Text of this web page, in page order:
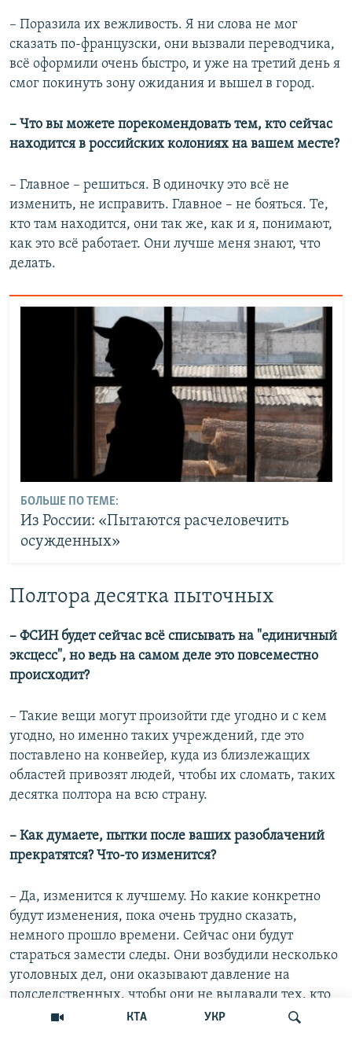
КТА УКР
– Поразила их вежливость. Я ни слова не мог
сказать по-французски, они вызвали переводчика,
всё оформили очень быстро, и уже на третий день я
смог покинуть зону ожидания и вышел в город.
– Что вы можете порекомендовать тем, кто сейчас
находится в российских колониях на вашем месте?
– Главное – решиться. В одиночку это всё не
изменить, не исправить. Главное – не бояться. Те,
кто там находится, они так же, как и я, понимают,
как это всё работает. Они лучше меня знают, что
делать.
БОЛЬШЕ ПО ТЕМЕ:
Из России: «Пытаются расчеловечить
осужденных»
Полтора десятка пыточных
– ФСИН будет сейчас всё списывать на "единичный
эксцесс", но ведь на самом деле это повсеместно
происходит?
– Такие вещи могут произойти где угодно и с кем
угодно, но именно таких учреждений, где это
поставлено на конвейер, куда из близлежащих
областей привозят людей, чтобы их сломать, таких
десятка полтора на всю страну.
– Как думаете, пытки после ваших разоблачений
прекратятся? Что-то изменится?
– Да, изменится к лучшему. Но какие конкретно
будут изменения, пока очень трудно сказать,
немного прошло времени. Сейчас они будут
стараться замести следы. Они возбудили несколько
уголовных дел, они оказывают давление на
подследственных, чтобы они не выдавали тех, кто
отдавал им приказы. Если люди всё-таки найдут в